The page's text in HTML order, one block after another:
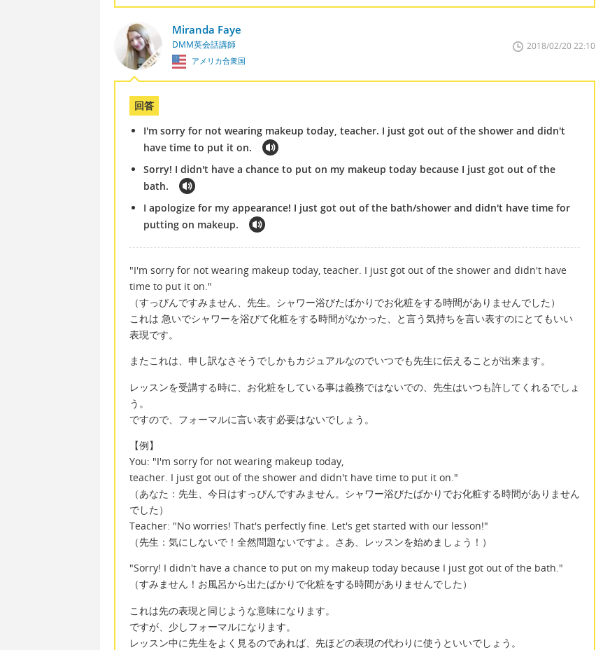
Miranda Faye
DMM英会話講師
アメリカ合衆国
2018/02/20 22:10
回答
I'm sorry for not wearing makeup today, teacher. I just got out of the shower and didn't
have time to put it on.
Sorry! I didn't have a chance to put on my makeup today because I just got out of the
bath.
I apologize for my appearance! I just got out of the bath/shower and didn't have time for
putting on makeup.
"I'm sorry for not wearing makeup today, teacher. I just got out of the shower and didn't have
time to put it on."
（すっぴんですみません、先生。シャワー浴びたばかりでお化粧をする時間がありませんでした）
これは 急いでシャワーを浴びて化粧をする時間がなかった、と言う気持ちを言い表すのにとてもいい
表現です。
またこれは、申し訳なさそうでしかもカジュアルなのでいつでも先生に伝えることが出来ます。
レッスンを受講する時に、お化粧をしている事は義務ではないでの、先生はいつも許してくれるでしょ
う。
ですので、フォーマルに言い表す必要はないでしょう。
【例】
You: "I'm sorry for not wearing makeup today,
teacher. I just got out of the shower and didn't have time to put it on."
（あなた：先生、今日はすっぴんですみません。シャワー浴びたばかりでお化粧する時間がありません
でした）
Teacher: "No worries! That's perfectly fine. Let's get started with our lesson!"
（先生：気にしないで！全然問題ないですよ。さあ、レッスンを始めましょう！）
"Sorry! I didn't have a chance to put on my makeup today because I just got out of the bath."
（すみません！お風呂から出たばかりで化粧をする時間がありませんでした）
これは先の表現と同じような意味になります。
ですが、少しフォーマルになります。
レッスン中に先生をよく見るのであれば、先ほどの表現の代わりに使うといいでしょう。